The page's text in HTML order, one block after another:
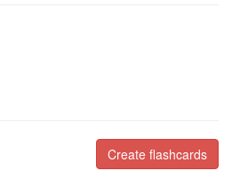
Create flashcards